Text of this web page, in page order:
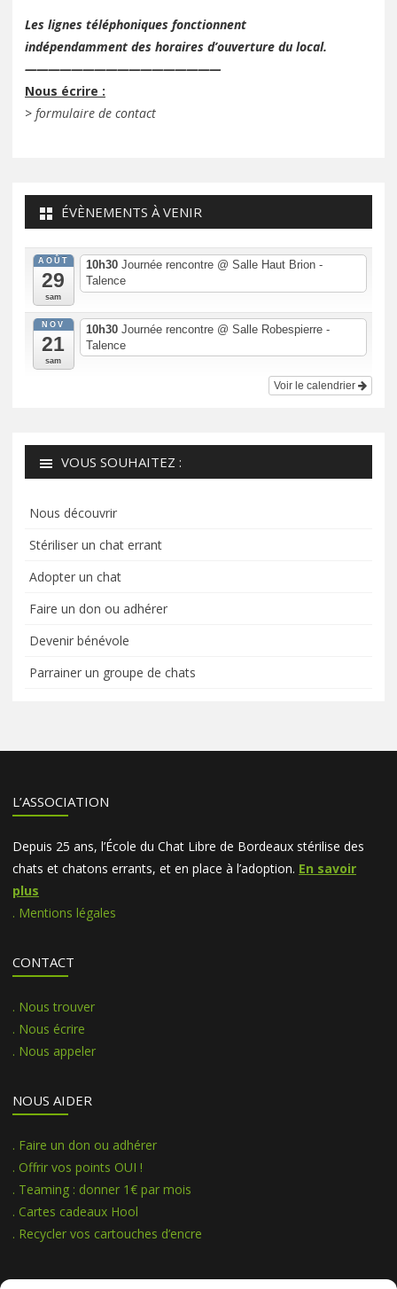
Les lignes téléphoniques fonctionnent
indépendamment des horaires d’ouverture du local.
—————————————————
Nous écrire :
> formulaire de contact
ÉVÈNEMENTS À VENIR
AOÛT
29
sam
10h30 Journée rencontre @ Salle Haut Brion -
Talence
NOV
21
sam
10h30 Journée rencontre @ Salle Robespierre -
Talence
Voir le calendrier
VOUS SOUHAITEZ :
Nous découvrir
Stériliser un chat errant
Adopter un chat
Faire un don ou adhérer
Devenir bénévole
Parrainer un groupe de chats
L’ASSOCIATION
Depuis 25 ans, l’École du Chat Libre de Bordeaux stérilise des
chats et chatons errants, et en place à l’adoption. En savoir
plus
. Mentions légales
CONTACT
. Nous trouver
. Nous écrire
. Nous appeler
NOUS AIDER
. Faire un don ou adhérer
. Offrir vos points OUI !
. Teaming : donner 1€ par mois
. Cartes cadeaux Hool
. Recycler vos cartouches d’encre
NOUS SUIVRE